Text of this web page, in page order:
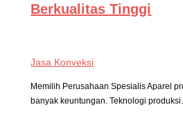
Berkualitas Tinggi
Jasa Konveksi
Memilih Perusahaan Spesialis Aparel
banyak keuntungan. Teknologi